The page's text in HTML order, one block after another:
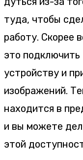
туда, чтобы
работу. Скорее
это
устройству и
изображений.
находится в
и вы можете
этой